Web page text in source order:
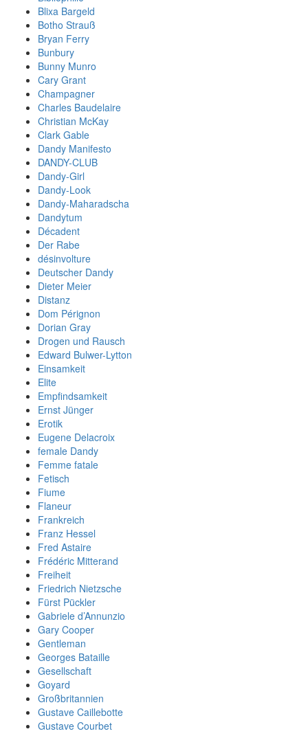
Blixa Bargeld
Botho Strauß
Bryan Ferry
Bunbury
Bunny Munro
Cary Grant
Champagner
Charles Baudelaire
Christian McKay
Clark Gable
Dandy Manifesto
DANDY-CLUB
Dandy-Girl
Dandy-Look
Dandy-Maharadscha
Dandytum
Décadent
Der Rabe
désinvolture
Deutscher Dandy
Dieter Meier
Distanz
Dom Pérignon
Dorian Gray
Drogen und Rausch
Edward Bulwer-Lytton
Einsamkeit
Elite
Empfindsamkeit
Ernst Jünger
Erotik
Eugene Delacroix
female Dandy
Femme fatale
Fetisch
Fiume
Flaneur
Frankreich
Franz Hessel
Fred Astaire
Frédéric Mitterand
Freiheit
Friedrich Nietzsche
Fürst Pückler
Gabriele d’Annunzio
Gary Cooper
Gentleman
Georges Bataille
Gesellschaft
Goyard
Großbritannien
Gustave Caillebotte
Gustave Courbet